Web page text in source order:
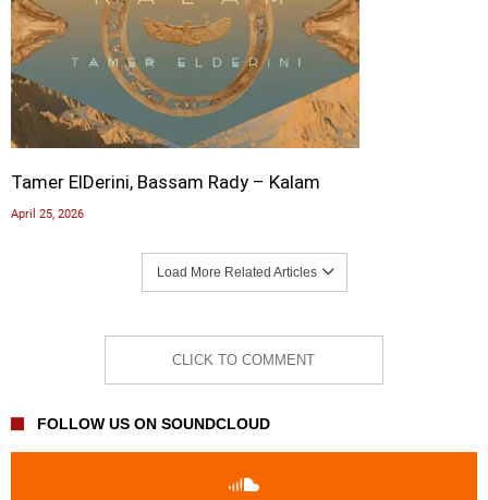
Tamer ElDerini, Bassam Rady – Kalam
April 25, 2026
Load More Related Articles
CLICK TO COMMENT
FOLLOW US ON SOUNDCLOUD